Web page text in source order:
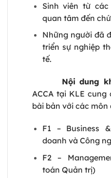
Sinh viên từ
quan tâm đến
Những người đã
triển sự nghiệp
tế.
Nội dung
ACCA tại KLE
bài bản với các
F1 – Business
doanh và Công
F2 –
toán Quản trị)